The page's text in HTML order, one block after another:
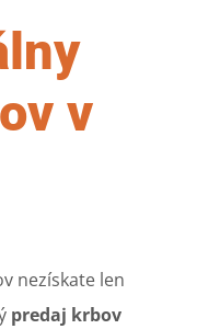
v
nezískate len
predaj krbov